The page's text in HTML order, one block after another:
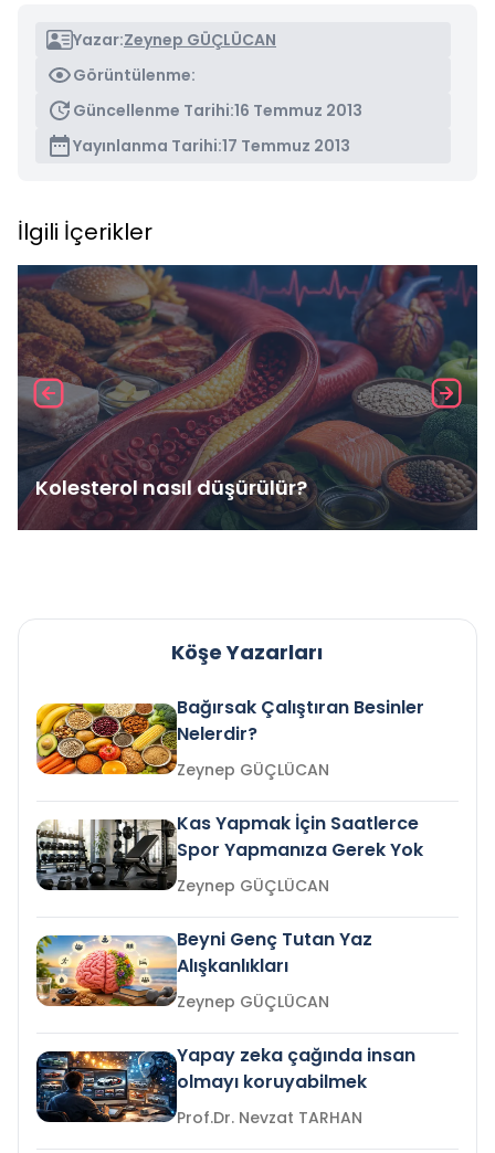
Yazar:Zeynep GÜÇLÜCAN
Görüntülenme:
Güncellenme Tarihi:16 Temmuz 2013
Yayınlanma Tarihi:17 Temmuz 2013
İlgili İçerikler
Kolesterol nasıl düşürülür?
Köşe Yazarları
Bağırsak Çalıştıran Besinler
Nelerdir?
Zeynep GÜÇLÜCAN
Kas Yapmak İçin Saatlerce
Spor Yapmanıza Gerek Yok
Zeynep GÜÇLÜCAN
Beyni Genç Tutan Yaz
Alışkanlıkları
Zeynep GÜÇLÜCAN
Yapay zeka çağında insan
olmayı koruyabilmek
Prof.Dr. Nevzat TARHAN